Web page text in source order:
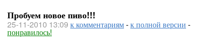
Пробуем новое пиво!!!
25-11-2010 13:09 к комментариям-к полной версии -
понравилось!